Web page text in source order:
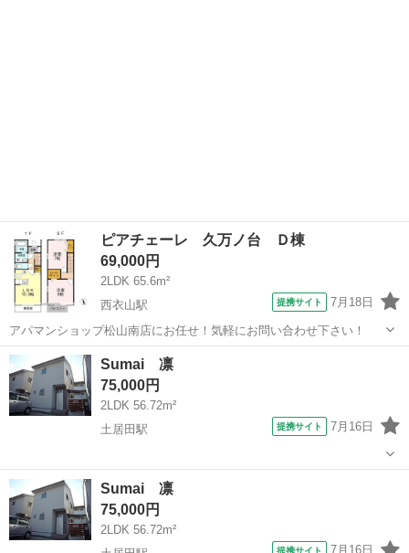
ピアチェーレ 久万ノ台 Ｄ棟
69,000円
2LDK 65.6m²
西衣山駅
提携サイト 7月18日
アパマンショップ松山南店にお任せ！気軽にお問い合わせ下さい！
愛媛 松山市 西衣山駅
Sumai 凛
75,000円
2LDK 56.72m²
土居田駅
提携サイト 7月16日
愛媛 松山市 土居田駅
Sumai 凛
75,000円
2LDK 56.72m²
提携サイト 7月16日